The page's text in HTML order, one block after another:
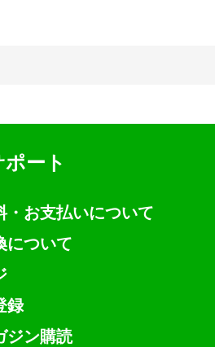
ート
・お支払いについて
について
録
ジン購読